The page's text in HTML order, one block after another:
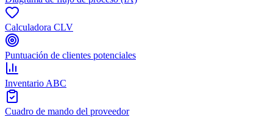
Calculadora CLV
Puntuación de clientes potenciales
Inventario ABC
Cuadro de mando del proveedor